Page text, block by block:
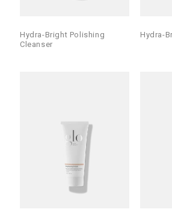
Hydra-Bright Polishing
Cleanser
Hydra-